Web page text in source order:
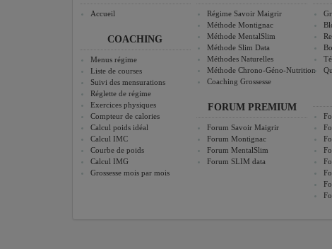
Accueil
COACHING
Menus régime
Liste de courses
Suivi des mensurations
Réglette de régime
Exercices physiques
Compteur de calories
Calcul poids idéal
Calcul IMC
Courbe de poids
Calcul IMG
Grossesse mois par mois
Régime Savoir Maigrir
Méthode Montignac
Méthode MentalSlim
Méthode Slim Data
Méthodes Naturelles
Méthode Chrono-Géno-Nutrition
Coaching Grossesse
FORUM PREMIUM
Forum Savoir Maigrir
Forum Montignac
Forum MentalSlim
Forum SLIM data